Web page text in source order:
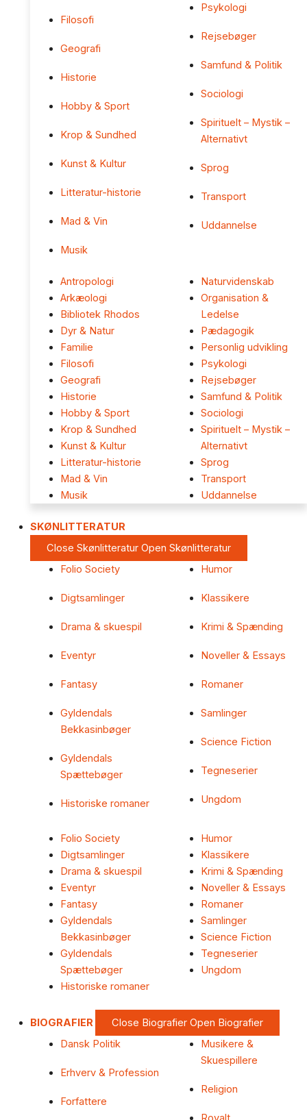
Filosofi
Geografi
Historie
Hobby & Sport
Krop & Sundhed
Kunst & Kultur
Litteratur-historie
Mad & Vin
Musik
Psykologi
Rejsebøger
Samfund & Politik
Sociologi
Spirituelt – Mystik –
Alternativt
Sprog
Transport
Uddannelse
Antropologi
Arkæologi
Bibliotek Rhodos
Dyr & Natur
Familie
Filosofi
Geografi
Historie
Hobby & Sport
Krop & Sundhed
Kunst & Kultur
Litteratur-historie
Mad & Vin
Musik
Naturvidenskab
Organisation &
Ledelse
Pædagogik
Personlig udvikling
Psykologi
Rejsebøger
Samfund & Politik
Sociologi
Spirituelt – Mystik –
Alternativt
Sprog
Transport
Uddannelse
SKØNLITTERATUR
Close Skønlitteratur Open Skønlitteratur
Folio Society
Digtsamlinger
Drama & skuespil
Eventyr
Fantasy
Gyldendals
Bekkasinbøger
Gyldendals
Spættebøger
Historiske romaner
Humor
Klassikere
Krimi & Spænding
Noveller & Essays
Romaner
Samlinger
Science Fiction
Tegneserier
Ungdom
Folio Society
Digtsamlinger
Drama & skuespil
Eventyr
Fantasy
Gyldendals
Bekkasinbøger
Gyldendals
Spættebøger
Historiske romaner
Humor
Klassikere
Krimi & Spænding
Noveller & Essays
Romaner
Samlinger
Science Fiction
Tegneserier
Ungdom
BIOGRAFIER Close Biografier Open Biografier
Dansk Politik
Erhverv & Profession
Forfattere
Musikere &
Skuespillere
Religion